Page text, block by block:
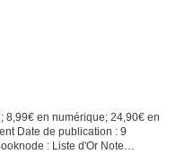
8,99€ en numérique; 24,90€ en
Date de publication : 9
: Liste d'Or Note